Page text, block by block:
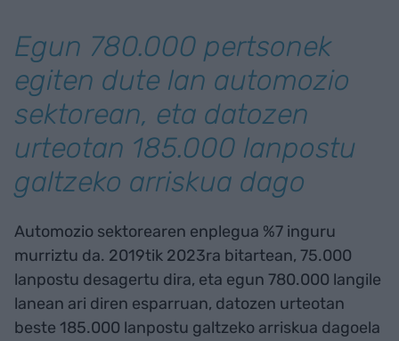
Egun 780.000 pertsonek
egiten dute lan automozio
sektorean, eta datozen
urteotan 185.000 lanpostu
galtzeko arriskua dago
Automozio sektorearen enplegua %7 inguru
murriztu da. 2019tik 2023ra bitartean, 75.000
lanpostu desagertu dira, eta egun 780.000 langile
lanean ari diren esparruan, datozen urteotan
beste 185.000 lanpostu galtzeko arriskua dagoela